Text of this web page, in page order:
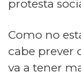
protesta
Como no
cabe prever
va a tener